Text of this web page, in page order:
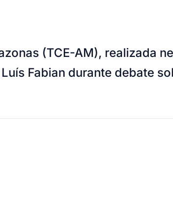
(TCE-AM), realizada
Fabian durante debate